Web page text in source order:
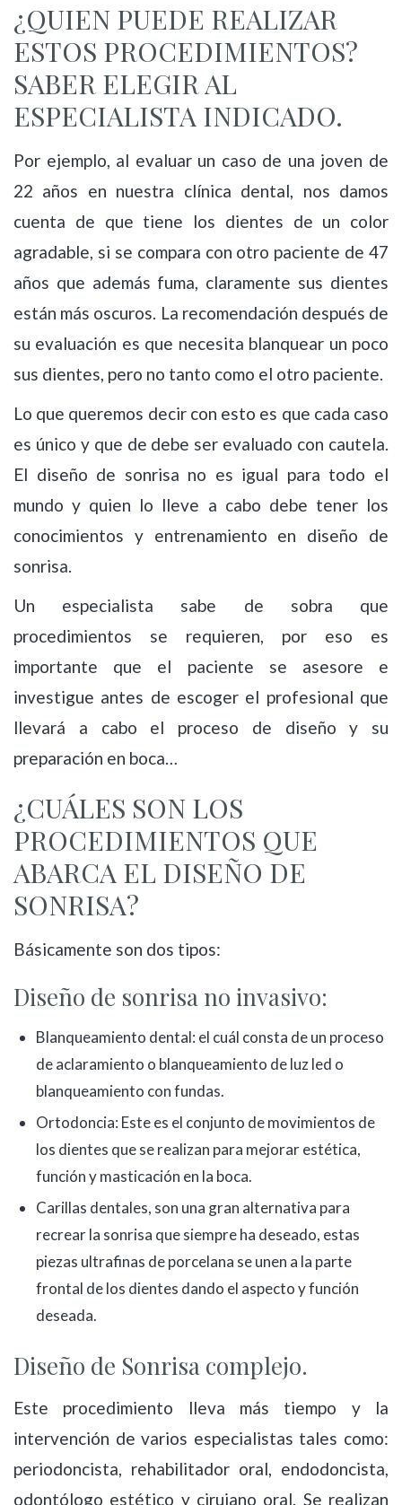
¿QUIEN PUEDE REALIZAR
ESTOS PROCEDIMIENTOS?
SABER ELEGIR AL
ESPECIALISTA INDICADO.
Por ejemplo, al evaluar un caso de una joven de
22 años en nuestra clínica dental, nos damos
cuenta de que tiene los dientes de un color
agradable, si se compara con otro paciente de 47
años que además fuma, claramente sus dientes
están más oscuros. La recomendación después de
su evaluación es que necesita blanquear un poco
sus dientes, pero no tanto como el otro paciente.
Lo que queremos decir con esto es que cada caso
es único y que de debe ser evaluado con cautela.
El diseño de sonrisa no es igual para todo el
mundo y quien lo lleve a cabo debe tener los
conocimientos y entrenamiento en diseño de
sonrisa.
Un especialista sabe de sobra que
procedimientos se requieren, por eso es
importante que el paciente se asesore e
investigue antes de escoger el profesional que
llevará a cabo el proceso de diseño y su
preparación en boca…
¿CUÁLES SON LOS
PROCEDIMIENTOS QUE
ABARCA EL DISEÑO DE
SONRISA?
Básicamente son dos tipos:
Diseño de sonrisa no invasivo:
Blanqueamiento dental: el cuál consta de un proceso
de aclaramiento o blanqueamiento de luz led o
blanqueamiento con fundas.
Ortodoncia: Este es el conjunto de movimientos de
los dientes que se realizan para mejorar estética,
función y masticación en la boca.
Carillas dentales, son una gran alternativa para
recrear la sonrisa que siempre ha deseado, estas
piezas ultrafinas de porcelana se unen a la parte
frontal de los dientes dando el aspecto y función
deseada.
Diseño de Sonrisa complejo.
Este procedimiento lleva más tiempo y la
intervención de varios especialistas tales como:
periodoncista, rehabilitador oral, endodoncista,
odontólogo estético y cirujano oral. Se realizan